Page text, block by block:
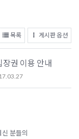
목록 게시판 옵션
권 이용 안내
17.03.27
분들의